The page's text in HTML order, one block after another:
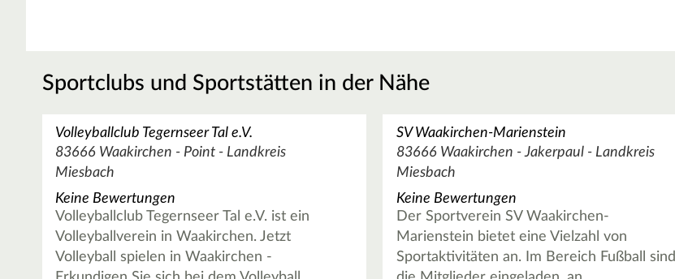
Sportclubs und Sportstätten in der Nähe
Volleyballclub Tegernseer Tal e.V.
83666 Waakirchen - Point - Landkreis
Miesbach
Keine Bewertungen
Volleyballclub Tegernseer Tal e.V. ist ein
Volleyballverein in Waakirchen. Jetzt
Volleyball spielen in Waakirchen -
SV Waakirchen-Marienstein
83666 Waakirchen - Jakerpaul - Landkreis
Miesbach
Keine Bewertungen
Der Sportverein SV Waakirchen-
Marienstein bietet eine Vielzahl von
Sportaktivitäten an. Im Bereich Fußball sind